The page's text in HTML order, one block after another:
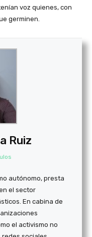
voz quienes, con
germinen.
Ruiz
autónomo, presta
el sector
En cabina de
el activismo no